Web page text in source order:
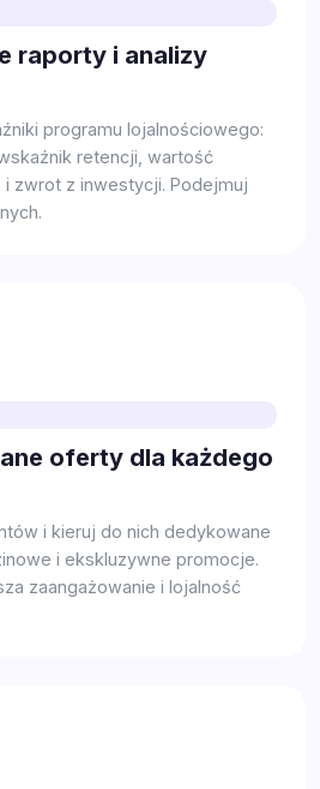
raporty i analizy
programu lojalnościowego:
retencji, wartość
i zwrot z inwestycji. Podejmuj
oferty dla każdego
i kieruj do nich dedykowane
i ekskluzywne promocje.
zaangażowanie i lojalność